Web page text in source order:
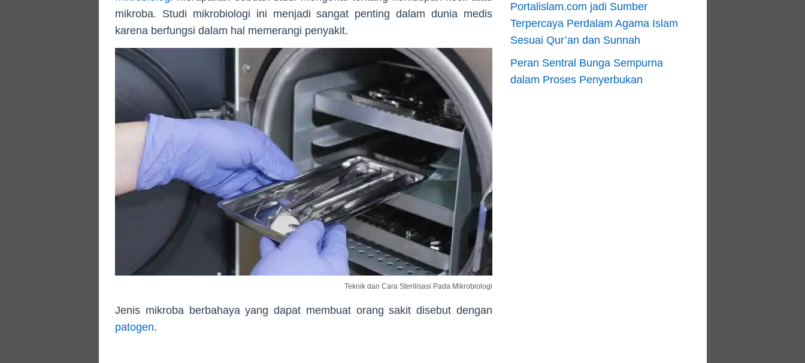
mikroba. Studi mikrobiologi ini menjadi sangat penting dalam dunia medis
karena berfungsi dalam hal memerangi penyakit.
Teknik dan Cara Sterilisasi Pada Mikrobiologi
Jenis mikroba berbahaya yang dapat membuat orang sakit disebut dengan
patogen.
Portalislam.com jadi Sumber
Terpercaya Perdalam Agama Islam
Sesuai Qur’an dan Sunnah
Peran Sentral Bunga Sempurna
dalam Proses Penyerbukan